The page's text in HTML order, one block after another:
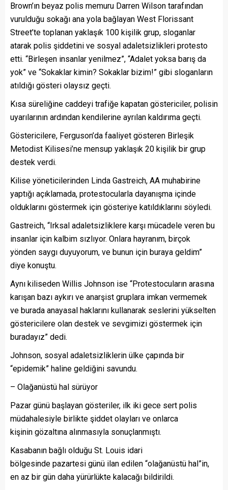
Brown’ın beyaz polis memuru Darren Wilson tarafından
vurulduğu sokağı ana yola bağlayan West Florissant
Street’te toplanan yaklaşık 100 kişilik grup, sloganlar
atarak polis şiddetini ve sosyal adaletsizlikleri protesto
etti. “Birleşen insanlar yenilmez”, “Adalet yoksa barış da
yok” ve “Sokaklar kimin? Sokaklar bizim!” gibi sloganların
atıldığı gösteri olaysız geçti.
Kısa süreliğine caddeyi trafiğe kapatan göstericiler, polisin
uyarılarının ardından kendilerine ayrılan kaldırıma geçti.
Göstericilere, Ferguson’da faaliyet gösteren Birleşik
Metodist Kilisesi’ne mensup yaklaşık 20 kişilik bir grup
destek verdi.
Kilise yöneticilerinden Linda Gastreich, AA muhabirine
yaptığı açıklamada, protestocularla dayanışma içinde
olduklarını göstermek için gösteriye katıldıklarını söyledi.
Gastreich, “Irksal adaletsizliklere karşı mücadele veren bu
insanlar için kalbim sızlıyor. Onlara hayranım, birçok
yönden saygı duyuyorum, ve bunun için buraya geldim”
diye konuştu.
Aynı kiliseden Willis Johnson ise “Protestocuların arasına
karışan bazı aykırı ve anarşist gruplara imkan vermemek
ve burada anayasal haklarını kullanarak seslerini yükselten
göstericilere olan destek ve sevgimizi göstermek için
buradayız” dedi.
Johnson, sosyal adaletsizliklerin ülke çapında bir
“epidemik” haline geldiğini savundu.
– Olağanüstü hal sürüyor
Pazar günü başlayan gösteriler, ilk iki gece sert polis
müdahalesiyle birlikte şiddet olayları ve onlarca
kişinin gözaltına alınmasıyla sonuçlanmıştı.
Kasabanın bağlı olduğu St. Louis idari
bölgesinde pazartesi günü ilan edilen “olağanüstü hal”in,
en az bir gün daha yürürlükte kalacağı bildirildi.